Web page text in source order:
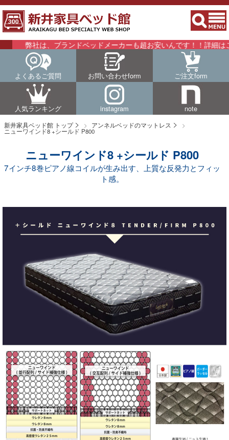
は、ブランドベッドメーカーも超お安いんです！！詳細はこちらを
よくあるご質問 お問い合わせform ご注文form
人気ランキング instagram note
新井家具ベッド館 トップ アンネルベッドのマットレス
ニューワインド8 +シールド P800
ニューワインド8 +シールド P800
7インチ8巻ピアノ線コイルが生み出す、上質な反発力とフィッ
ト感。